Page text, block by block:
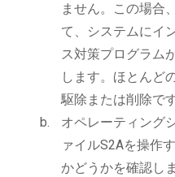
ません。この場合
て、システムにイ
ス対策プログラム
します。ほとんど
駆除または削除です
オペレーティング
ァイルS2Aを操作
かどうかを確認しま